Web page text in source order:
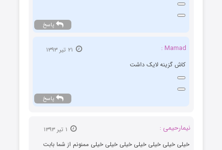
پاسخ
Mamad :
کاش گزینه لایک داشت
پاسخ
نیمارحیمی :
خیلی خیلی خیلی خیلی خیلی خیلی خیلی ممنونم از شما بابت